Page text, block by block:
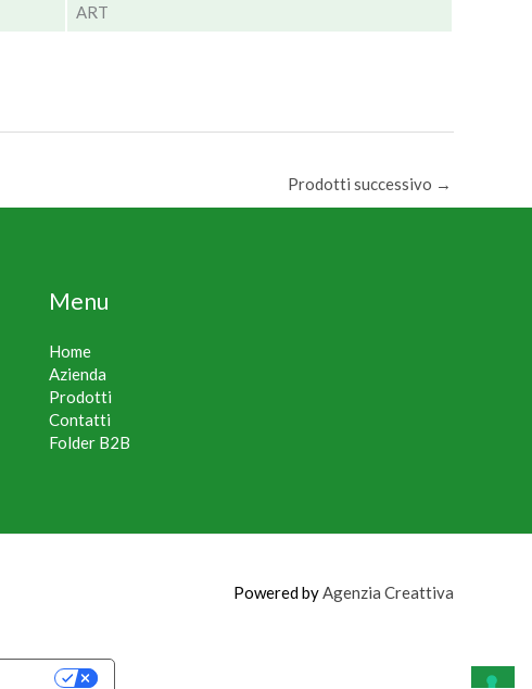
ART
Prodotti successivo →
Menu
Home
Azienda
Prodotti
Contatti
Folder B2B
Powered byAgenzia Creattiva